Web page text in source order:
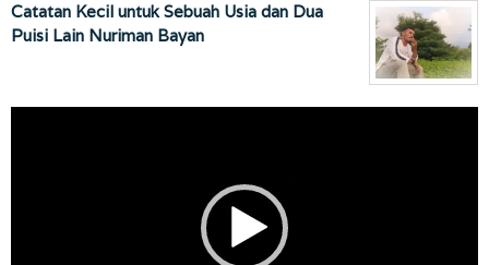
Catatan Kecil untuk Sebuah Usia dan Dua
Puisi Lain Nuriman Bayan